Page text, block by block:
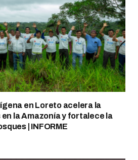
en Loreto acelera la
la Amazonía y fortalece la
| INFORME